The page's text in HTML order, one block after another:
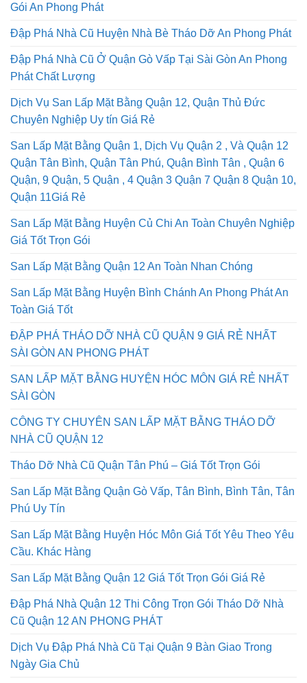
Gói An Phong Phát
Đập Phá Nhà Cũ Huyện Nhà Bè Tháo Dỡ An Phong Phát
Đập Phá Nhà Cũ Ở Quận Gò Vấp Tại Sài Gòn An Phong
Phát Chất Lượng
Dịch Vụ San Lấp Mặt Bằng Quận 12, Quận Thủ Đức
Chuyên Nghiệp Uy tín Giá Rẻ
San Lấp Mặt Bằng Quận 1, Dịch Vụ Quận 2 , Và Quận 12
Quận Tân Bình, Quận Tân Phú, Quận Bình Tân , Quận 6
Quận, 9 Quận, 5 Quận , 4 Quận 3 Quận 7 Quận 8 Quận 10,
Quận 11Giá Rẻ
San Lấp Mặt Bằng Huyện Củ Chi An Toàn Chuyên Nghiệp
Giá Tốt Trọn Gói
San Lấp Mặt Bằng Quận 12 An Toàn Nhan Chóng
San Lấp Mặt Bằng Huyện Bình Chánh An Phong Phát An
Toàn Giá Tốt
ĐẬP PHÁ THÁO DỠ NHÀ CŨ QUẬN 9 GIÁ RẺ NHẤT
SÀI GÒN AN PHONG PHÁT
SAN LẤP MẶT BẰNG HUYỆN HÓC MÔN GIÁ RẺ NHẤT
SÀI GÒN
CÔNG TY CHUYÊN SAN LẤP MẶT BẰNG THÁO DỠ
NHÀ CŨ QUẬN 12
Tháo Dỡ Nhà Cũ Quận Tân Phú – Giá Tốt Trọn Gói
San Lấp Mặt Bằng Quận Gò Vấp, Tân Bình, Bình Tân, Tân
Phú Uy Tín
San Lấp Mặt Bằng Huyện Hóc Môn Giá Tốt Yêu Theo Yêu
Cầu. Khác Hàng
San Lấp Mặt Bằng Quận 12 Giá Tốt Trọn Gói Giá Rẻ
Đập Phá Nhà Quận 12 Thi Công Trọn Gói Tháo Dỡ Nhà
Cũ Quận 12 AN PHONG PHÁT
Dịch Vụ Đập Phá Nhà Cũ Tại Quận 9 Bàn Giao Trong
Ngày Gia Chủ